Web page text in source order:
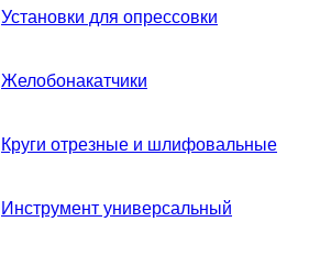
Установки для опрессовки
Желобонакатчики
Круги отрезные и шлифовальные
Инструмент универсальный